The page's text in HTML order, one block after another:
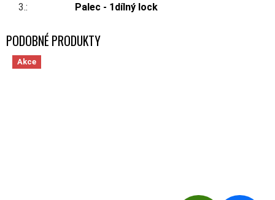
3.: Palec - 1dílný lock
Akce